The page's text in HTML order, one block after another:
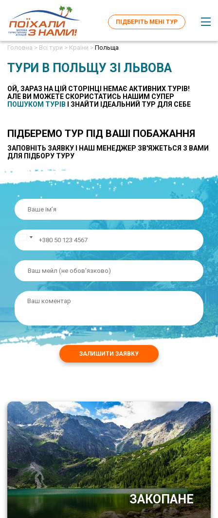
ПІДБЕРІТЬ МЕНІ ТУР
Головна > Всі тури > Країни > Польща
ТУРИ В ПОЛЬЩУ ЗІ ЛЬВОВА
ОЙ, ЗАРАЗ НА ЦІЙ СТОРІНЦІ НЕМАЄ АКТИВНИХ ТУРІВ!
AЛЕ ВИ МОЖЕТЕ СКОРИСТАТИСЬ НАШИМ СУПЕР
ПОШУКОМ ТУРІВ І ЗНАЙТИ ІДЕАЛЬНИЙ ТУР ДЛЯ СЕБЕ
ПІДБЕРЕМО ТУР ПІД ВАШІ ПОБАЖАННЯ
ЗАПОВНІТЬ ЗАЯВКУ І НАШ МЕНЕДЖЕР ЗВ'ЯЖЕТЬСЯ З ВАМИ
ДЛЯ ПІДБОРУ ТУРУ
ЗАЛИШИТИ ЗАЯВКУ
ЗАКОПАНЕ